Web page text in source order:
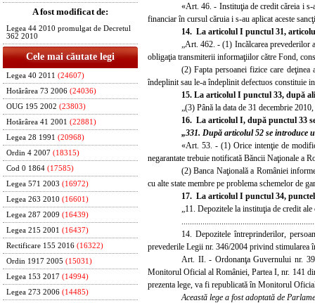
A fost modificat de:
Legea 44 2010 promulgat de Decretul
362 2010
Cele mai căutate legi
Legea 40 2011 (24607)
Hotărârea 73 2006 (24036)
OUG 195 2002 (23803)
Hotărârea 41 2001 (22881)
Legea 28 1991 (20968)
Ordin 4 2007 (18315)
Cod 0 1864 (17585)
Legea 571 2003 (16972)
Legea 263 2010 (16601)
Legea 287 2009 (16439)
Legea 215 2001 (16437)
Rectificare 155 2016 (16322)
Ordin 1917 2005 (15031)
Legea 153 2017 (14994)
Legea 273 2006 (14485)
«Art. 46. - Instituţia de credit căreia i s-
financiar în cursul căruia i s-au aplicat aceste
14. La articolul I punctul 31,
„Art. 462. - (1) Incălcarea
obligaţia transmiterii informaţiilor către Fond,
(2) Fapta persoanei fizice care
îndeplinit sau le-a îndeplinit defectuos constituie
15. La articolul I punctul 33, după
„(3) Până la data de 31 decembrie
16. La articolul I, după punctul 33
„331. După articolul 52 se
«Art. 53. - (1) Orice intenţie de
negarantate trebuie notificată Băncii Naţionale a
(2) Banca Naţională a României
cu alte state membre pe problema schemelor de
17. La articolul I punctul 34,
„11. Depozitele la instituţia de credit
14. Depozitele întreprinderilor,
prevederile Legii nr. 346/2004 privind
Art. II. - Ordonanţa Guvernului nr.
Monitorul Oficial al României, Partea I, nr. 141
prezenta lege, va fi republicată în Monitorul
Această lege a fost adoptată de